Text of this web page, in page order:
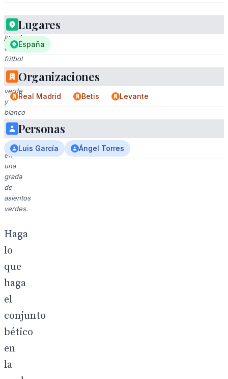
Tres
jugadores
de
fútbol
en
uniforme
verde
y
blanco
celebran
juntos,
sentados
en
una
grada
de
asientos
verdes.
Haga
lo
que
haga
el
conjunto
bético
en
la
Lugares
España
Organizaciones
Real Madrid Betis Levante
Personas
Luis García Ángel Torres